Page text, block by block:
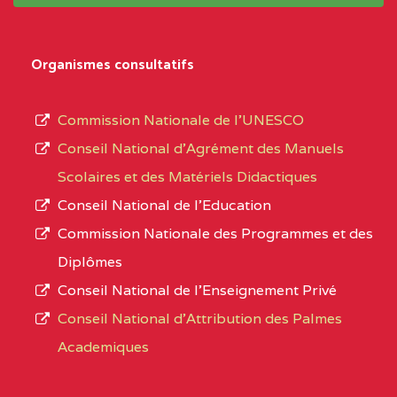
D'ENSEIGNEMENT
PROFESSIONNEL
(CEGEP) STE FOI BP
:4740 YAOUNDE
CENTRE
COLLEGE PANAFRICAIN
DE L'EXCELLENCE BP
CENTRE
COLLEGE PRIVE
type
L’offre
d’éducation
de
Organismes consultatifs
Commission Nationale de l’UNESCO
Conseil National d’Agrément des Manuels
Scolaires et des Matériels Didactiques
Conseil National de l’Education
Commission Nationale des Programmes et des
Diplômes
Conseil National de l’Enseignement Privé
Conseil National d'Attribution des Palmes
Academiques